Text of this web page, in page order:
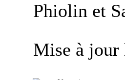
Phiolin et
Mise à jour